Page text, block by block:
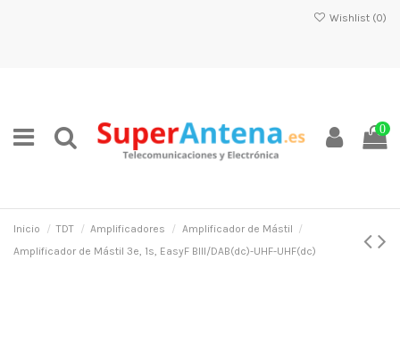
Wishlist (0)
0
Inicio TDT Amplificadores
Amplificador de Mástil
Amplificador de Mástil 3e, 1s, EasyF BIII/DAB(dc)-UHF-UHF(dc)